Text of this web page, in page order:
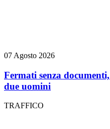
07 Agosto 2026
Fermati senza
due uomini
TRAFFICO